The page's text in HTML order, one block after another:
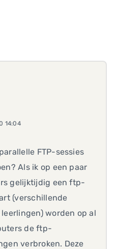
14:04
FTP-sessies
Als ik op een paar
gelijktijdig een ftp-
(verschillende
worden op al
de ftp-
verbroken. Deze